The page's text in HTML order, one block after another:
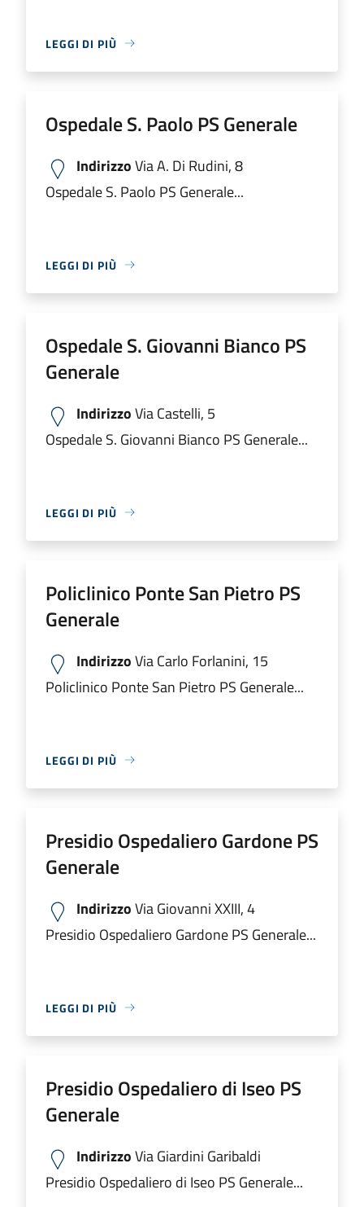
LEGGI DI PIÙ
Ospedale S. Paolo PS Generale
IndirizzoVia A. Di Rudini, 8
Ospedale S. Paolo PS Generale...
LEGGI DI PIÙ
Ospedale S. Giovanni Bianco PS
Generale
IndirizzoVia Castelli, 5
Ospedale S. Giovanni Bianco PS Generale...
LEGGI DI PIÙ
Policlinico Ponte San Pietro PS
Generale
IndirizzoVia Carlo Forlanini, 15
Policlinico Ponte San Pietro PS Generale...
LEGGI DI PIÙ
Presidio Ospedaliero Gardone PS
Generale
IndirizzoVia Giovanni XXIII, 4
Presidio Ospedaliero Gardone PS Generale...
LEGGI DI PIÙ
Presidio Ospedaliero di Iseo PS
Generale
IndirizzoVia Giardini Garibaldi
Presidio Ospedaliero di Iseo PS Generale...